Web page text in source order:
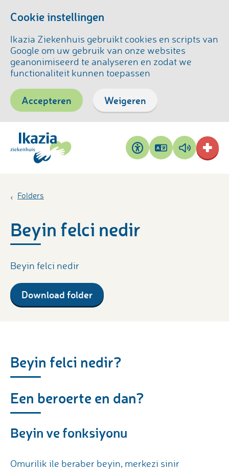
Cookie instellingen
Ikazia Ziekenhuis gebruikt cookies en scripts van
Google om uw gebruik van onze websites
geanonimiseerd te analyseren en zodat we
functionaliteit kunnen toepassen
Accepteren Weigeren
Toegankelijkheid
Pagina
vertalen
Pagina
voorlezen
Folders
Beyin felci nedir
Beyin felci nedir
Download folder
Beyin felci nedir?
Een beroerte en dan?
Beyin ve fonksiyonu
Omurilik ile beraber beyin, merkezi sinir